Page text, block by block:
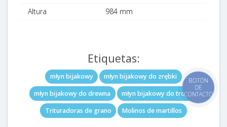
Altura
984 mm
Etiquetas:
młyn bijakowy
młyn bijakowy do zrębki
młyn bijakowy do drewna
młyn bijakowy do trocin
Trituradoras de grano
Molinos de martillos
BOTÓN
DE
CONTACTO